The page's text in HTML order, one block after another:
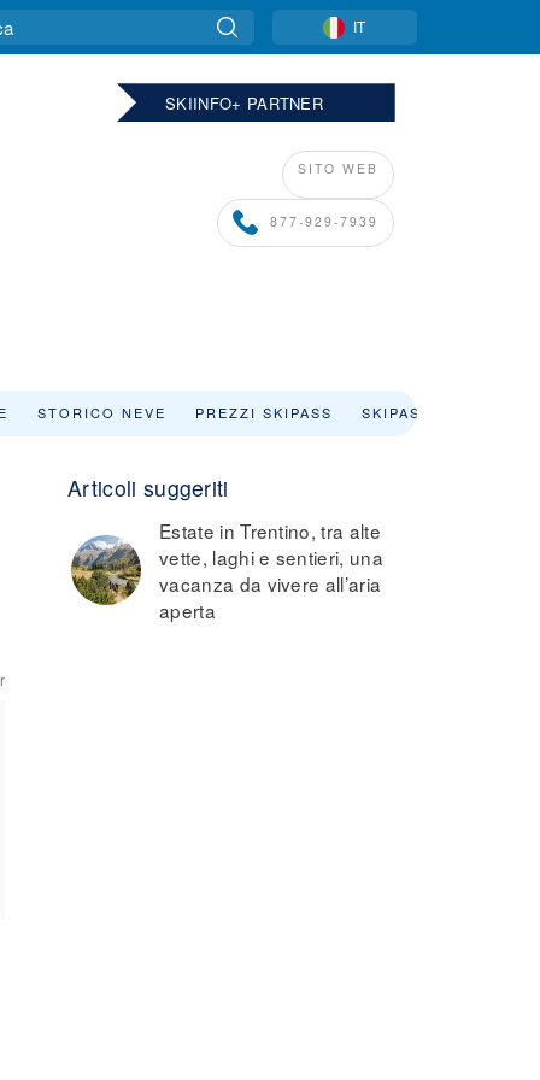
IT
SKIINFO+ PARTNER
SITO WEB
877-929-7939
STORICO NEVE PREZZI SKIPASS SKIPASS
Articoli suggeriti
Estate in Trentino, tra alte
vette, laghi e sentieri, una
vacanza da vivere all’aria
aperta